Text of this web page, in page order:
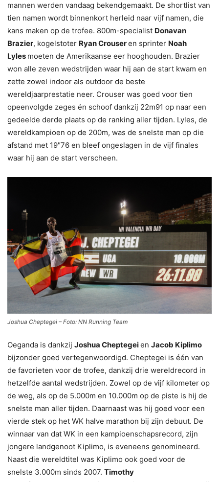
mannen werden vandaag bekendgemaakt. De shortlist van
tien namen wordt binnenkort herleid naar vijf namen, die
kans maken op de trofee. 800m-specialist Donavan
Brazier, kogelstoter Ryan Crouseren sprinter Noah
Lyles moeten de Amerikaanse eer hooghouden. Brazier
won alle zeven wedstrijden waar hij aan de start kwam en
zette zowel indoor als outdoor de beste
wereldjaarprestatie neer. Crouser was goed voor tien
opeenvolgde zeges én schoof dankzij 22m91 op naar een
gedeelde derde plaats op de ranking aller tijden. Lyles, de
wereldkampioen op de 200m, was de snelste man op die
afstand met 19″76 en bleef ongeslagen in de vijf finales
waar hij aan de start verscheen.
Joshua Cheptegei – Foto: NN Running Team
Oeganda is dankzij Joshua Cheptegeien Jacob Kiplimo
bijzonder goed vertegenwoordigd. Cheptegei is één van
de favorieten voor de trofee, dankzij drie wereldrecord in
hetzelfde aantal wedstrijden. Zowel op de vijf kilometer op
de weg, als op de 5.000m en 10.000m op de piste is hij de
snelste man aller tijden. Daarnaast was hij goed voor een
vierde stek op het WK halve marathon bij zijn debuut. De
winnaar van dat WK in een kampioenschapsrecord, zijn
jongere landgenoot Kiplimo, is eveneens genomineerd.
Naast die wereldtitel was Kiplimo ook goed voor de
snelste 3.000m sinds 2007. Timothy